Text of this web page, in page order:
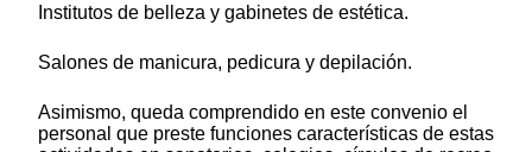
Institutos de belleza y gabinetes de estética.
Salones de manicura, pedicura y depilación.
Asimismo, queda comprendido en este convenio el
personal que preste funciones características de estas